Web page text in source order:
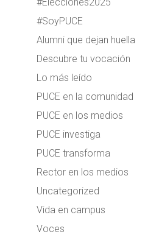
#SoyPUCE
Alumni que dejan huella
Descubre tu vocación
Lo más leído
PUCE en la comunidad
PUCE en los medios
PUCE investiga
PUCE transforma
Rector en los medios
Uncategorized
Vida en campus
Voces